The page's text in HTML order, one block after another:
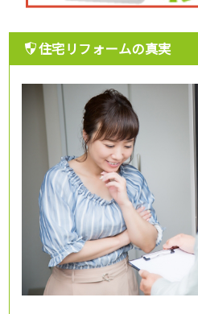
住宅リフォームの真実